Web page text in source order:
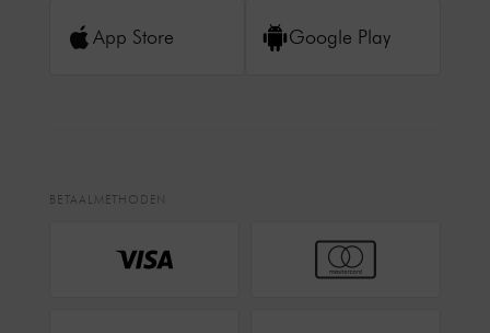
App Store Google Play
BETAALMETHODEN